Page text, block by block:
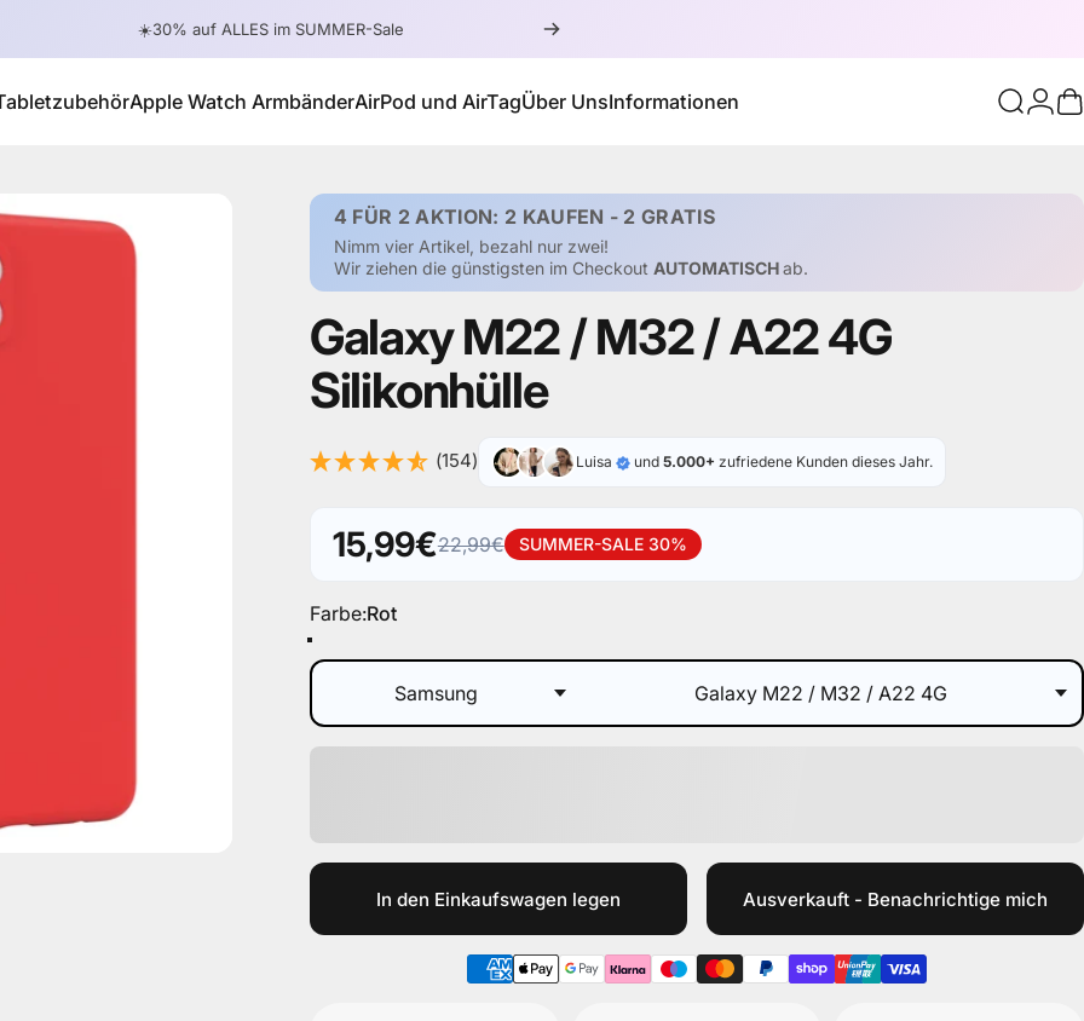
☀️30% auf ALLES im SUMMER-Sale
Apple Watch ArmbänderAirPod und AirTagÜber UnsInformationen Suche
4 FÜR 2 AKTION: 2 KAUFEN - 2 GRATIS
Nimm vier Artikel, bezahl nur zwei!
Wir ziehen die günstigsten im Checkout AUTOMATISCHab.
GalaxyM22/M32/A224G
Silikonhülle
(154) Luisa und 5.000+ zufriedene Kunden dieses Jahr.
Verkaufspreis
15,99€
Normaler Preis
22,99€ SUMMER-SALE 30%
Farbe
Farbe:Rot
In den Einkaufswagen legen Ausverkauft - Benachrichtige mich